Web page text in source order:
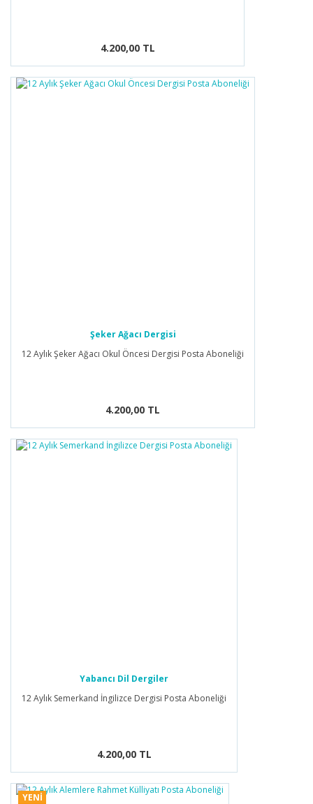
4.200,00 TL
Şeker Ağacı Dergisi
12 Aylık Şeker Ağacı Okul Öncesi Dergisi Posta Aboneliği
4.200,00 TL
Yabancı Dil Dergiler
12 Aylık Semerkand İngilizce Dergisi Posta Aboneliği
4.200,00 TL
YENİ